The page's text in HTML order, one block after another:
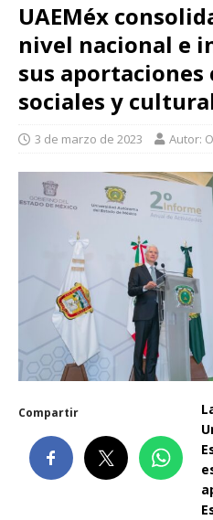
UAEMéx
nivel nacional e
sus
sociales y
3 de marzo de 2023 Autor:
Compartir